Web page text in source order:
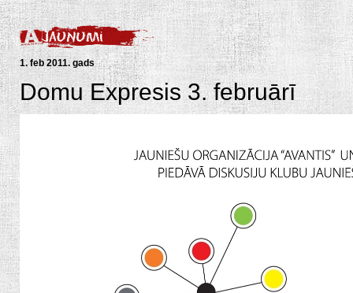
1. feb 2011. gads
Domu Expresis 3. februārī